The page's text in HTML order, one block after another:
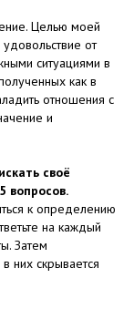
Целью моей
от
ситуациями в
как в
отношения с
и
своё
вопросов.
к определению
на каждый
Затем
них скрывается